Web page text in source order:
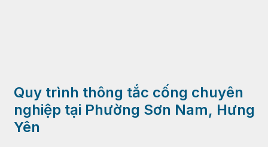
Quy trình thông tắc cống chuyên
nghiệp tại Phường Sơn Nam, Hưng
Yên